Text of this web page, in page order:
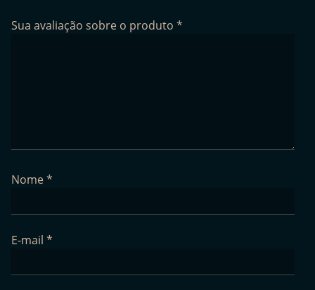
Sua avaliação sobre o produto *
Nome*
E-mail *